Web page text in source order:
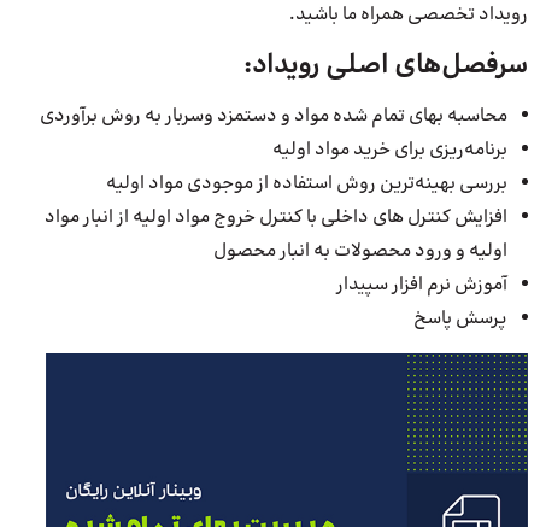
رویداد تخصصی همراه ما باشید.
سرفصل‌های اصلی رویداد:
محاسبه بهای تمام شده مواد و دستمزد وسربار به روش برآوردی
برنامه‌ریزی برای خرید مواد اولیه
بررسی بهینه‌ترین روش استفاده از موجودی مواد اولیه
افزایش کنترل های داخلی با کنترل خروج مواد اولیه از انبار مواد
اولیه و ورود محصولات به انبار محصول
آموزش نرم افزار سپیدار
پرسش پاسخ